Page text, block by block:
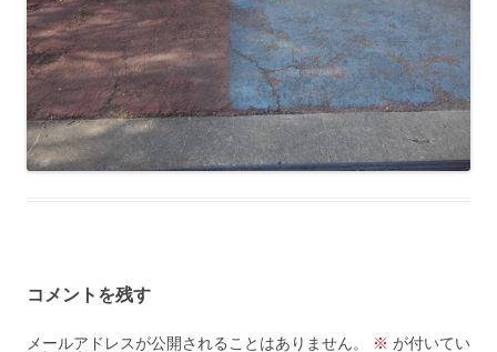
コメントを残す
メールアドレスが公開されることはありません。 ※ が付いてい